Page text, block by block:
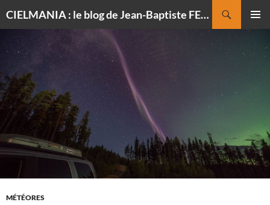
CIELMANIA : le blog de Jean-Baptiste FELDMANN, photographe du ciel
MENU
CONTENU
MÉTÉORES